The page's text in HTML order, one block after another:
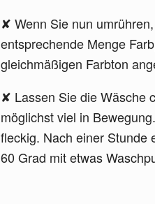
Wenn Sie nun
entsprechende Menge
gleichmäßigen Farbton
Lassen Sie die Wäsche
möglichst viel in
fleckig. Nach einer Stunde
60 Grad mit etwas